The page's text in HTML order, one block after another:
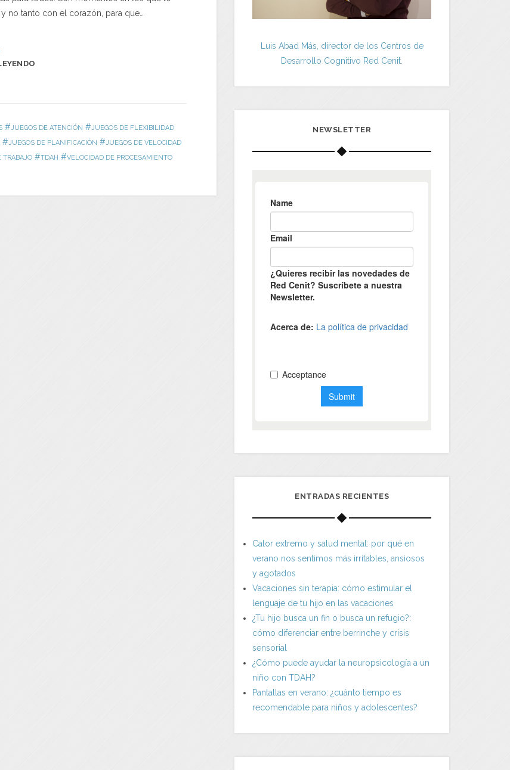
no tanto con el corazón, para que…
#JUEGOS DE ATENCIÓN #JUEGOS DE FLEXIBILIDAD
#JUEGOS DE PLANIFICACIÓN #JUEGOS DE VELOCIDAD
TRABAJO#TDAH #VELOCIDAD DE PROCESAMIENTO
Luis Abad Más, director de los Centros de
Desarrollo Cognitivo Red Cenit.
NEWSLETTER
ENTRADAS RECIENTES
Calor extremo y salud mental: por qué en
verano nos sentimos más irritables, ansiosos
y agotados
Vacaciones sin terapia: cómo estimular el
lenguaje de tu hijo en las vacaciones
¿Tu hijo busca un fin o busca un refugio?:
cómo diferenciar entre berrinche y crisis
sensorial
¿Cómo puede ayudar la neuropsicología a un
niño con TDAH?
Pantallas en verano: ¿cuánto tiempo es
recomendable para niños y adolescentes?